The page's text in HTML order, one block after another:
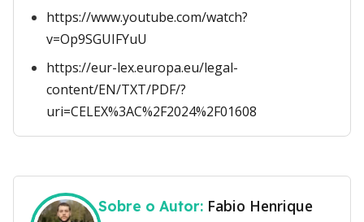
https://www.youtube.com/watch?
v=Op9SGUIFYuU
https://eur-lex.europa.eu/legal-
content/EN/TXT/PDF/?
uri=CELEX%3AC%2F2024%2F01608
Sobre o Autor: Fabio Henrique